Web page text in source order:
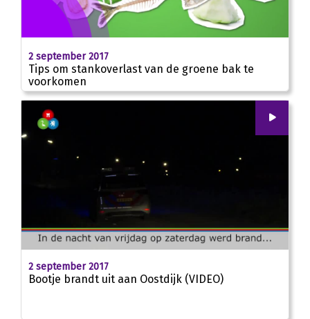
2 september 2017
Tips om stankoverlast van de groene bak te
voorkomen
2 september 2017
Bootje brandt uit aan Oostdijk (VIDEO)